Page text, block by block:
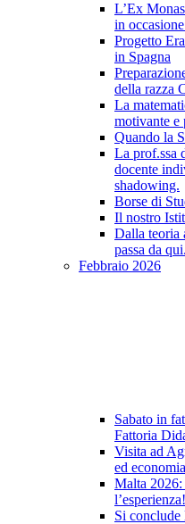
L’Ex
in
Progetto
in Spagna
della razza
La
motivante e
Quando la
La prof.ssa
docente
shadowing.
Borse di
Il nostro
Dalla teoria
passa da qui.
Febbraio 2026
Sabato in
Fattoria
Visita ad
ed
Malta 2026:
l’esperienza!
Si conclude